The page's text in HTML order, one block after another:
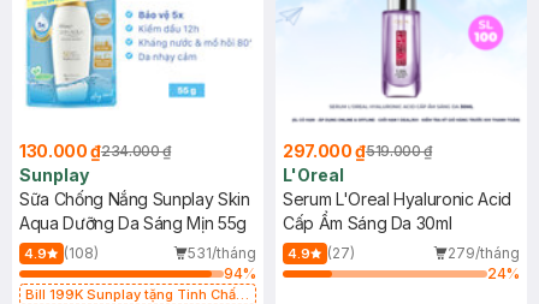
130.000 ₫234.000 ₫
Sunplay
Sữa Chống Nắng Sunplay Skin
Aqua Dưỡng Da Sáng Mịn 55g
4.9 (108)
531/tháng
94%
Bill 199K Sunplay tặng Tinh Chất
297.000 ₫519.000 ₫
L'Oreal
Serum L'Oreal Hyaluronic Acid
Cấp Ẩm Sáng Da 30ml
4.9 (27)
279/tháng
24%